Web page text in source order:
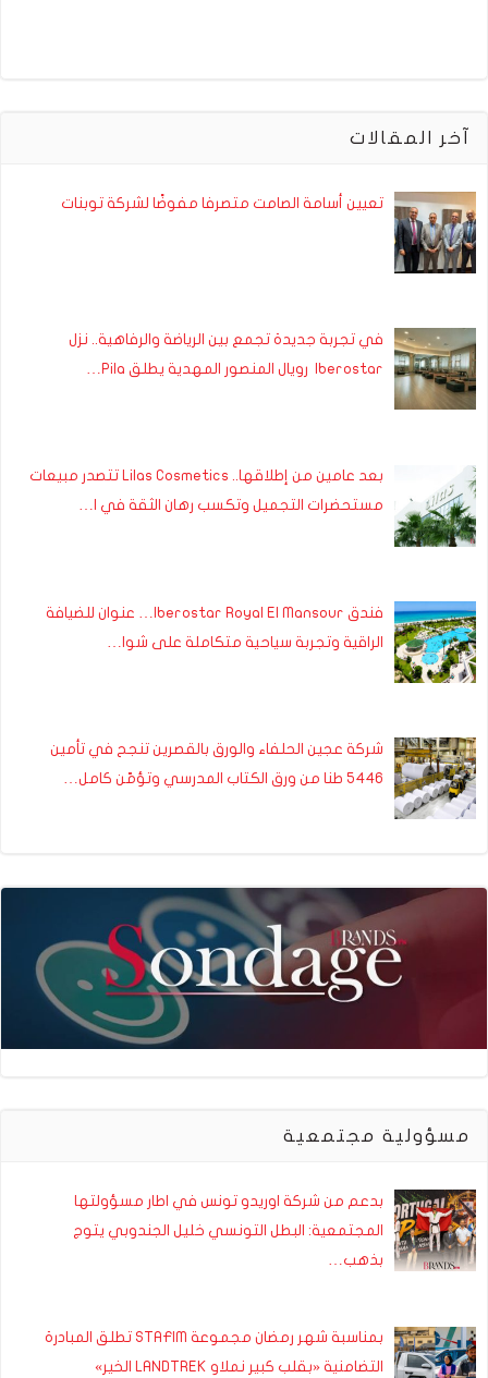
آخر المقالات
تعيين أسامة الصامت متصرفا مفوضًا لشركة توبنات
في تجربة جديدة تجمع بين الرياضة والرفاهية.. نزل
Iberostar رويال المنصور المهدية يطلق Pila…
بعد عامين من إطلاقها.. Lilas Cosmetics تتصدر مبيعات
مستحضرات التجميل وتكسب رهان الثقة في ا…
فندق Iberostar Royal El Mansour… عنوان للضيافة
الراقية وتجربة سياحية متكاملة على شوا…
شركة عجين الحلفاء والورق بالقصرين تنجح في تأمين
5446 طنا من ورق الكتاب المدرسي وتؤمّن كامل…
مسؤولية مجتمعية
بدعم من شركة اوريدو تونس في اطار مسؤولتها
المجتمعية: البطل التونسي خليل الجندوبي يتوج
بذهب…
بمناسبة شهر رمضان مجموعة STAFIM تطلق المبادرة
التضامنية «بقلب كبير نملاو LANDTREK الخير»